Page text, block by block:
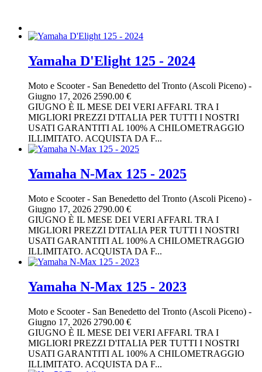
Yamaha D'Elight 125 - 2024
Moto e Scooter- San Benedetto del Tronto (Ascoli Piceno) -
Giugno 17, 2026 2590.00 €
GIUGNO È IL MESE DEI VERI AFFARI. TRA I
MIGLIORI PREZZI D'ITALIA PER TUTTI I NOSTRI
USATI GARANTITI AL 100% A CHILOMETRAGGIO
ILLIMITATO. ACQUISTA DA F...
Yamaha N-Max 125 - 2025
Moto e Scooter- San Benedetto del Tronto (Ascoli Piceno) -
Giugno 17, 2026 2790.00 €
GIUGNO È IL MESE DEI VERI AFFARI. TRA I
MIGLIORI PREZZI D'ITALIA PER TUTTI I NOSTRI
USATI GARANTITI AL 100% A CHILOMETRAGGIO
ILLIMITATO. ACQUISTA DA F...
Yamaha N-Max 125 - 2023
Moto e Scooter- San Benedetto del Tronto (Ascoli Piceno) -
Giugno 17, 2026 2790.00 €
GIUGNO È IL MESE DEI VERI AFFARI. TRA I
MIGLIORI PREZZI D'ITALIA PER TUTTI I NOSTRI
USATI GARANTITI AL 100% A CHILOMETRAGGIO
ILLIMITATO. ACQUISTA DA F...